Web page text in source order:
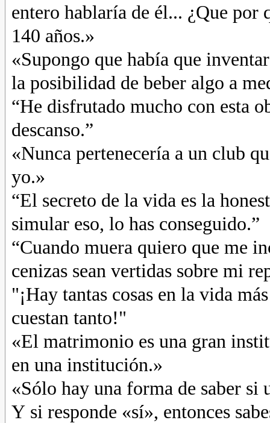
entero hablaría de él... ¿Que por
140 años.»
«Supongo que había que
la posibilidad de beber algo a
“He disfrutado mucho con esta
descanso.”
«Nunca pertenecería a un club
yo.»
“El secreto de la vida es la
simular eso, lo has conseguido.”
“Cuando muera quiero que me
cenizas sean vertidas sobre mi
"¡Hay tantas cosas en la vida
cuestan tanto!"
«El matrimonio es una gran
en una institución.»
«Sólo hay una forma de saber si
Y si responde «sí», entonces